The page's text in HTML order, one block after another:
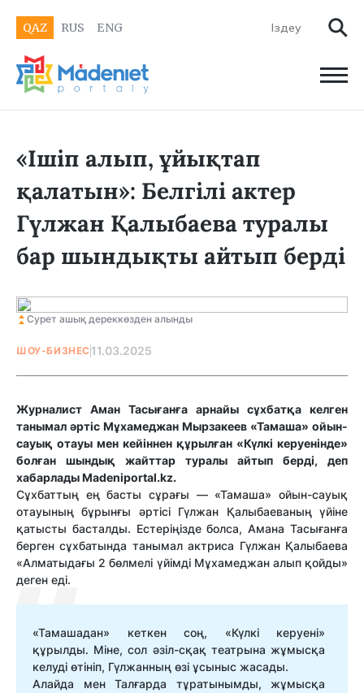
QAZ RUS ENG
«Ішіп алып, ұйықтап
қалатын»: Белгілі актер
Гүлжан Қалыбаева туралы
бар шындықты айтып берді
Сурет ашық дереккөзден алынды
ШОУ-БИЗНЕС 11.03.2025
Журналист Аман Тасығанға арнайы сұхбатқа келген
танымал әртіс Мұхамеджан Мырзакеев «Тамаша» ойын-
сауық отауы мен кейіннен құрылған «Күлкі керуенінде»
болған шындық жайттар туралы айтып берді, деп
хабарлады Маdeniportal.kz.
Сұхбаттың ең басты сұрағы — «Тамаша» ойын-сауық
отауының бұрынғы әртісі Гүлжан Қалыбаеваның үйіне
қатысты басталды. Естеріңізде болса, Амана Тасығанға
берген сұхбатында танымал актриса Гүлжан Қалыбаева
«Алматыдағы 2 бөлмелі үйімді Мұхамеджан алып қойды»
деген еді.
«Тамашадан» кеткен соң, «Күлкі керуені»
құрылды. Міне, сол әзіл-сқақ театрына жұмысқа
келуді өтініп, Гүлжанның өзі ұсыныс жасады.
Алайда мен Талғарда тұратынымды, жұмысқа